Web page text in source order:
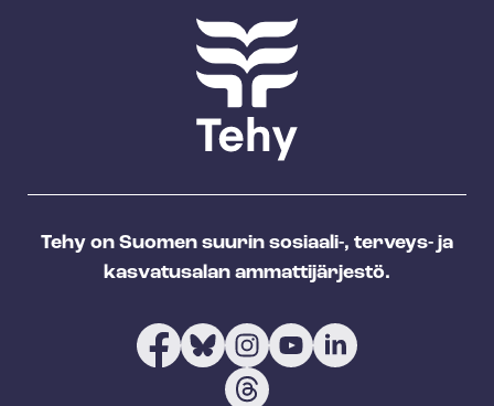
Tehy on Suomen suurin sosiaali-, terveys- ja
kasvatusalan ammattijärjestö.